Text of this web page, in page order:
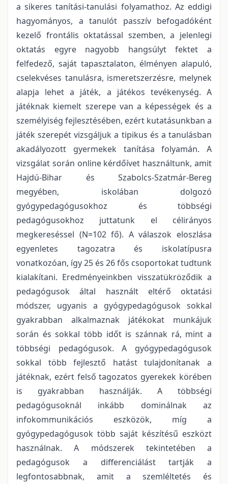
a sikeres tanítási-tanulási folyamathoz. Az eddigi
hagyományos, a tanulót passzív befogadóként
kezelő frontális oktatással szemben, a jelenlegi
oktatás egyre nagyobb hangsúlyt fektet a
felfedező, saját tapasztalaton, élményen alapuló,
cselekvéses tanulásra, ismeretszerzésre, melynek
alapja lehet a játék, a játékos tevékenység. A
játéknak kiemelt szerepe van a képességek és a
személyiség fejlesztésében, ezért kutatásunkban a
játék szerepét vizsgáljuk a tipikus és a tanulásban
akadályozott gyermekek tanítása folyamán. A
vizsgálat során online kérdőívet használtunk, amit
Hajdú-Bihar és Szabolcs-Szatmár-Bereg
megyében, iskolában dolgozó
gyógypedagógusokhoz és többségi
pedagógusokhoz juttatunk el célirányos
megkereséssel (N=102 fő). A válaszok eloszlása
egyenletes tagozatra és iskolatípusra
vonatkozóan, így 25 és 26 fős csoportokat tudtunk
kialakítani. Eredményeinkben visszatükröződik a
pedagógusok által használt eltérő oktatási
módszer, ugyanis a gyógypedagógusok sokkal
gyakrabban alkalmaznak játékokat munkájuk
során és sokkal több időt is szánnak rá, mint a
többségi pedagógusok. A gyógypedagógusok
sokkal több fejlesztő hatást tulajdonítanak a
játéknak, ezért felső tagozatos gyerekek körében
is gyakrabban használják. A többségi
pedagógusoknál inkább dominálnak az
infokommunikációs eszközök, míg a
gyógypedagógusok több saját készítésű eszközt
használnak. A módszerek tekintetében a
pedagógusok a differenciálást tartják a
legfontosabbnak, amit a szemléltetés és